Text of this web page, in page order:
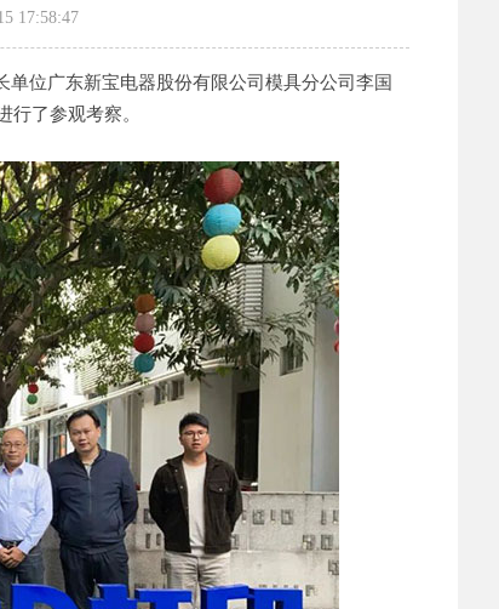
17:58:47
位广东新宝电器股份有限公司模具分公司李国
了参观考察。